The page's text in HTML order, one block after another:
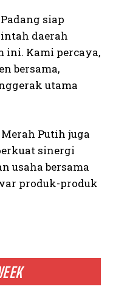
siap
daerah
ini. Kami percaya,
bersama,
utama
Putih juga
sinergi
usaha bersama
produk-produk